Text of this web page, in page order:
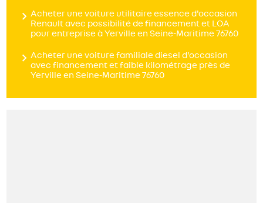
Acheter une voiture utilitaire essence d'occasion
Renault avec possibilité de financement et LOA
pour entreprise à Yerville en Seine-Maritime 76760
Acheter une voiture familiale diesel d'occasion
avec financement et faible kilométrage près de
Yerville en Seine-Maritime 76760